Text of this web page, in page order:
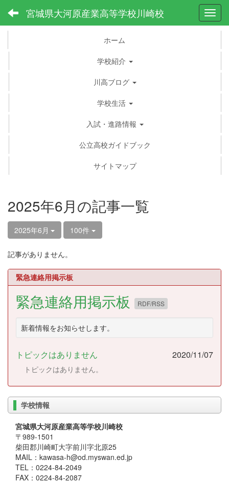
宮城県大河原産業高等学校川崎校
ホーム
学校紹介
川高ブログ
学校生活
入試・進路情報
公立高校ガイドブック
サイトマップ
2025年6月の記事一覧
2025年6月 100件
記事がありません。
緊急連絡用掲示板
緊急連絡用掲示板 RDF/RSS
新着情報をお知らせします。
トピックはありません 2020/11/07
トピックはありません。
学校情報
宮城県大河原産業高等学校川崎校
〒989-1501
柴田郡川崎町大字前川字北原25
MAIL：kawasa-h@od.myswan.ed.jp
TEL：0224-84-2049
FAX：0224-84-2087